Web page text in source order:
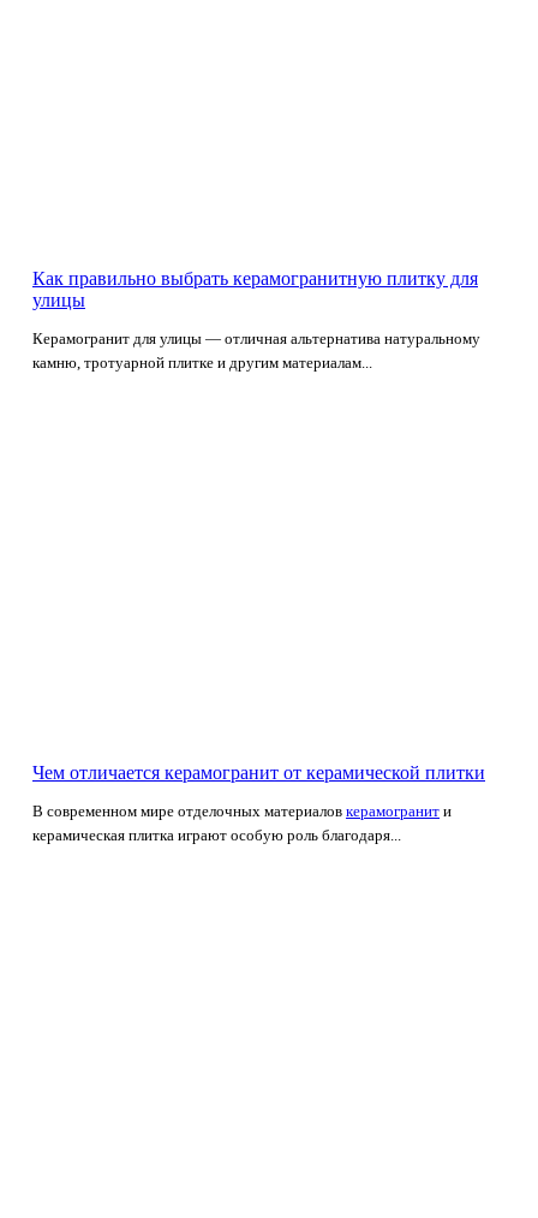
Как правильно выбрать керамогранитную плитку для
улицы
Керамогранит для улицы — отличная альтернатива натуральному
камню, тротуарной плитке и другим материалам...
Чем отличается керамогранит от керамической плитки
В современном мире отделочных материалов керамогранит и
керамическая плитка играют особую роль благодаря...